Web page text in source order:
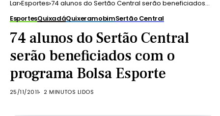
Lar Esportes 74 alunos do Sertão Central serão beneficiados
EsportesQuixadáQuixeramobimSertão Central
74 alunos do Sertão Central
serão beneficiados com o
programa Bolsa Esporte
25/11/2011 2 MINUTOS LIDOS